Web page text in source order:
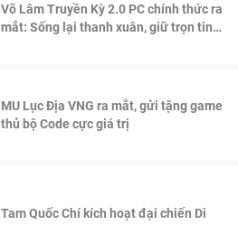
Võ Lâm Truyền Kỳ 2.0 PC chính thức ra
mắt: Sống lại thanh xuân, giữ trọn tinh
MU Lục Địa VNG ra mắt, gửi tặng game
thủ bộ Code cực giá trị
Tam Quốc Chí kích hoạt đại chiến Di